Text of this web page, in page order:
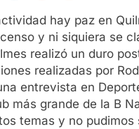
hay paz en
y ni siquiera se
realizó un duro
realizadas por
entrevista en
más grande de la B
temas y no